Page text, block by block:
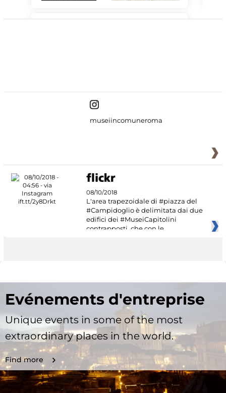
museiincomuneroma
08/10/2018
L'area trapezoidale di #piazza del
#Campidoglio è delimitata dai due
edifici dei #MuseiCapitolini
contrapposti, che con le
Evénements d'entreprise
Unique events in some of the most
extraordinary places in the world.
Find more